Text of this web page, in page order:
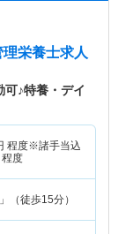
理栄養士求人
可♪特養・デイ
程度※諸手当込
程度
（徒歩15分）